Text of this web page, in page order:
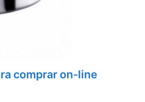
comprar on-line